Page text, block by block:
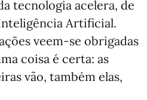
tecnologia acelera, de
Artificial.
veem-se obrigadas
coisa é certa: as
vão, também elas,